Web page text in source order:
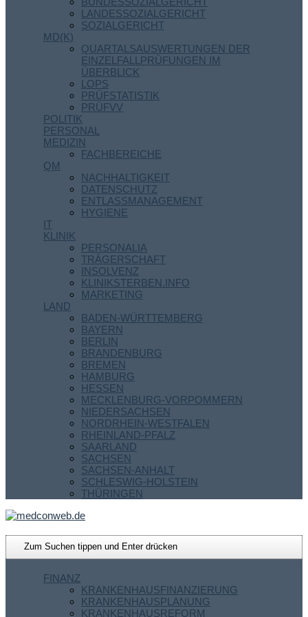
LANDESSOZIALGERICHT
SOZIALGERICHT
MD(K)
QUARTALSAUSWERTUNGEN DER
EINZELFALLPRÜFUNGEN IM
ÜBERBLICK
LOPS
PRÜFSTATISTIK
PRÜFVV
POLITIK
PERSONAL
MEDIZIN
FACHBEREICHE
QM
NACHHALTIGKEIT
DATENSCHUTZ
ENTLASSMANAGEMENT
HYGIENE
IT
KLINIK
PERSONALIA
TRÄGERSCHAFT
INSOLVENZ
KLINIKSTERBEN.INFO
MARKETING
LAND
BADEN-WÜRTTEMBERG
BAYERN
BERLIN
BRANDENBURG
BREMEN
HAMBURG
HESSEN
MECKLENBURG-VORPOMMERN
NIEDERSACHSEN
NORDRHEIN-WESTFALEN
RHEINLAND-PFALZ
SAARLAND
SACHSEN
SACHSEN-ANHALT
SCHLESWIG-HOLSTEIN
THÜRINGEN
FINANZ
KRANKENHAUSFINANZIERUNG
KRANKENHAUSPLANUNG
KRANKENHAUSREFORM